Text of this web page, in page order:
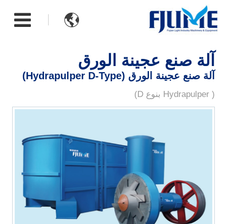

آلة صنع عجينة الورق
آلة صنع عجينة الورق (Hydrapulper D-Type)
( Hydrapulper بنوع D)